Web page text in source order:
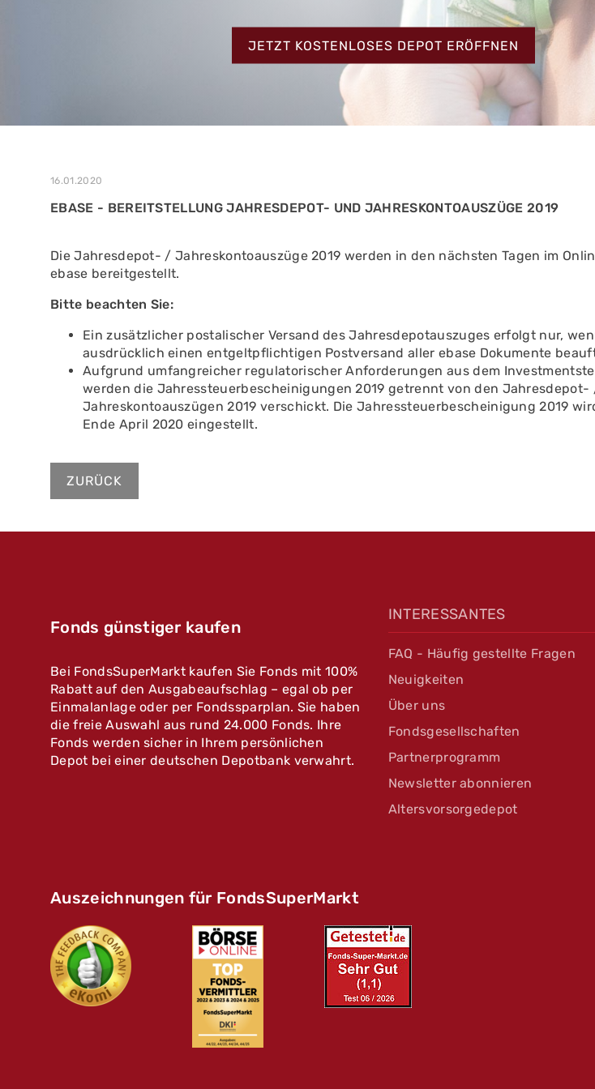
JETZT KOSTENLOSES DEPOT ERÖFFNEN
MEHR ERFAHREN
ZUM TESTBERICHT
MEHR ERFAHREN
16.01.2020
EBASE - BEREITSTELLUNG JAHRESDEPOT- UND JAHRESKONTOAUSZÜGE 2019
Die Jahresdepot- / Jahreskontoauszüge 2019 werden in den nächsten Tagen im
ebase bereitgestellt.
Bitte beachten Sie:
Ein zusätzlicher postalischer Versand des Jahresdepotauszuges erfolgt nur,
ausdrücklich einen entgeltpflichtigen Postversand aller ebase Dokumente
Aufgrund umfangreicher regulatorischer Anforderungen aus dem
werden die Jahressteuerbescheinigungen 2019 getrennt von den Jahresdepot-
Jahreskontoauszügen 2019 verschickt. Die Jahressteuerbescheinigung 2019
Ende April 2020 eingestellt.
ZURÜCK
Fonds günstiger kaufen
Bei FondsSuperMarkt kaufen Sie Fonds mit 100%
Rabatt auf den Ausgabeaufschlag – egal ob per
Einmalanlage oder per Fondssparplan. Sie haben
die freie Auswahl aus rund 24.000 Fonds. Ihre
Fonds werden sicher in Ihrem persönlichen
Depot bei einer deutschen Depotbank verwahrt.
INTERESSANTES
FAQ - Häufig gestellte Fragen
Neuigkeiten
Über uns
Fondsgesellschaften
Partnerprogramm
Newsletter abonnieren
Altersvorsorgedepot
Auszeichnungen für FondsSuperMarkt